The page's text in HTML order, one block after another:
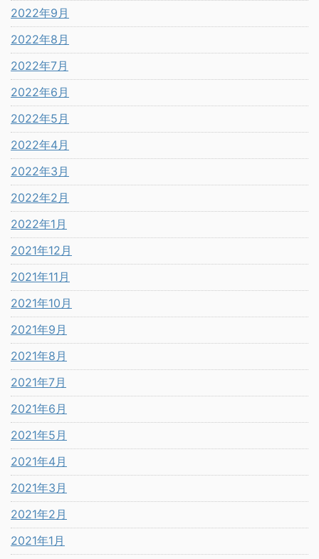
2022年9月
2022年8月
2022年7月
2022年6月
2022年5月
2022年4月
2022年3月
2022年2月
2022年1月
2021年12月
2021年11月
2021年10月
2021年9月
2021年8月
2021年7月
2021年6月
2021年5月
2021年4月
2021年3月
2021年2月
2021年1月